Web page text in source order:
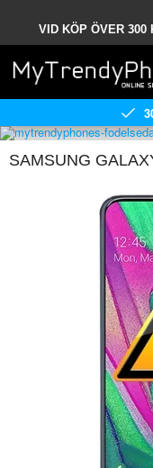
VID KÖP ÖVER 300
SAMSUNG